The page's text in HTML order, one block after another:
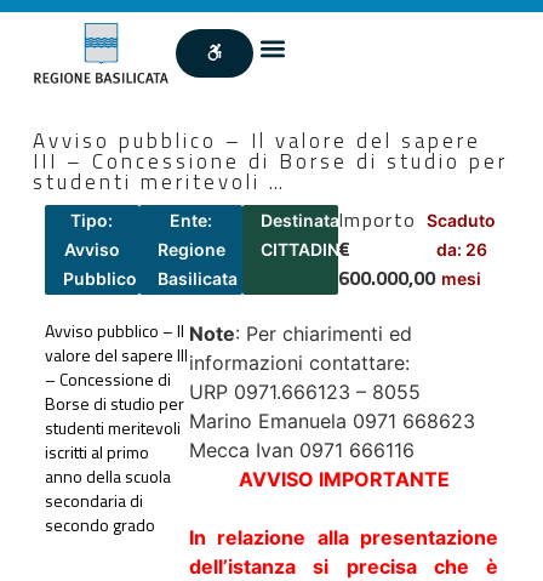
Avviso pubblico – Il valore del sapere
III – Concessione di Borse di studio per
studenti meritevoli …
Tipo:
Avviso
Pubblico
Ente:
Regione
Basilicata
Destinatari:
CITTADINI
Importo
€
600.000,00
Scaduto
da: 26
mesi
Avviso pubblico – Il
valore del sapere III
– Concessione di
Borse di studio per
studenti meritevoli
iscritti al primo
anno della scuola
secondaria di
secondo grado
Note: Per chiarimenti ed
informazioni contattare:
URP 0971.666123 – 8055
Marino Emanuela 0971 668623
Mecca Ivan 0971 666116
AVVISO IMPORTANTE
In relazione alla presentazione
dell’istanza si precisa che è